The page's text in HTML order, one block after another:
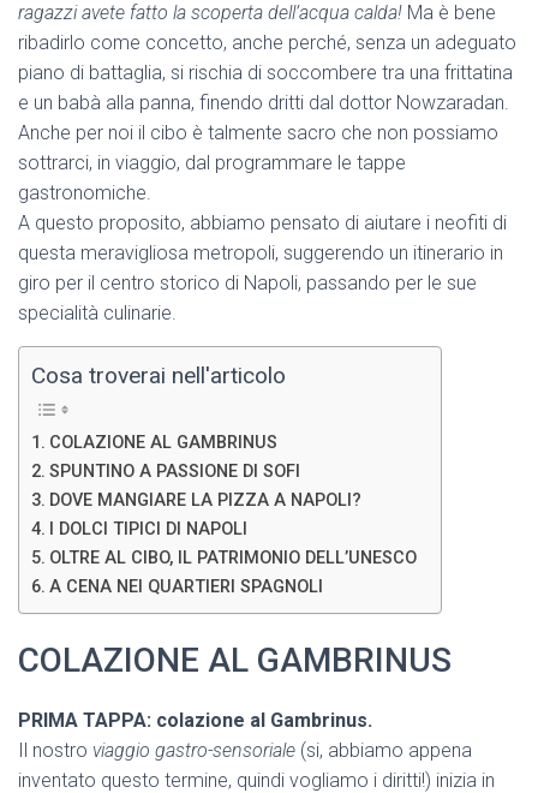
ragazzi avete fatto la scoperta dell’acqua calda! Ma è bene
ribadirlo come concetto, anche perché, senza un adeguato
piano di battaglia, si rischia di soccombere tra una frittatina
e un babà alla panna, finendo dritti dal dottor Nowzaradan.
Anche per noi il cibo è talmente sacro che non possiamo
sottrarci, in viaggio, dal programmare le tappe
gastronomiche.
A questo proposito, abbiamo pensato di aiutare i neofiti di
questa meravigliosa metropoli, suggerendo un itinerario in
giro per il centro storico di Napoli, passando per le sue
specialità culinarie.
Cosa troverai nell'articolo
COLAZIONE AL GAMBRINUS
SPUNTINO A PASSIONE DI SOFI
DOVE MANGIARE LA PIZZA A NAPOLI?
I DOLCI TIPICI DI NAPOLI
OLTRE AL CIBO, IL PATRIMONIO DELL’UNESCO
A CENA NEI QUARTIERI SPAGNOLI
COLAZIONE AL GAMBRINUS
PRIMA TAPPA: colazione al Gambrinus.
Il nostro viaggio gastro-sensoriale (si, abbiamo appena
inventato questo termine, quindi vogliamo i diritti!) inizia in